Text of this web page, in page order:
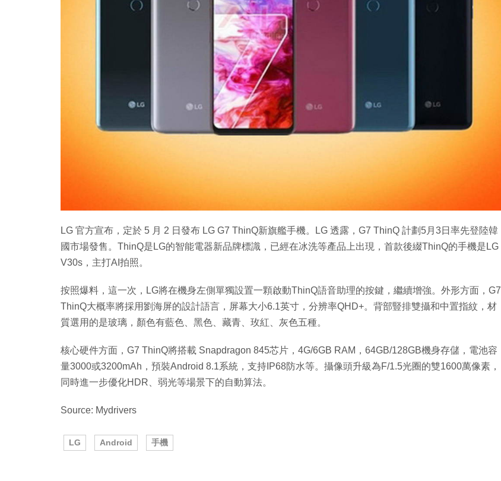
LG 官方宣布，定於 5 月 2 日發布 LG G7 ThinQ新旗艦手機。LG 透露，G7 ThinQ 計劃5月3日率先登陸韓
國市場發售。ThinQ是LG的智能電器新品牌標識，已經在冰洗等產品上出現，首款後綴ThinQ的手機是LG
V30s，主打AI拍照。
按照爆料，這一次，LG將在機身左側單獨設置一顆啟動ThinQ語音助理的按鍵，繼續增強。外形方面，G7
ThinQ大概率將採用劉海屏的設計語言，屏幕大小6.1英寸，分辨率QHD+。背部豎排雙攝和中置指紋，材
質選用的是玻璃，顏色有藍色、黑色、藏青、玫紅、灰色五種。
核心硬件方面，G7 ThinQ將搭載 Snapdragon 845芯片，4G/6GB RAM，64GB/128GB機身存儲，電池容
量3000或3200mAh，預裝Android 8.1系統，支持IP68防水等。攝像頭升級為F/1.5光圈的雙1600萬像素，
同時進一步優化HDR、弱光等場景下的自動算法。
Source: Mydrivers
LG Android 手機